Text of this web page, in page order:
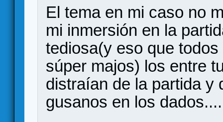
El tema en mi caso no
mi inmersión en la
tediosa(y eso que
súper majos) los entre
distraían de la partida y
gusanos en los dados....